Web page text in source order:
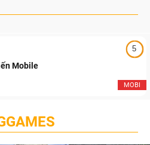
5
MOBI
Mobile